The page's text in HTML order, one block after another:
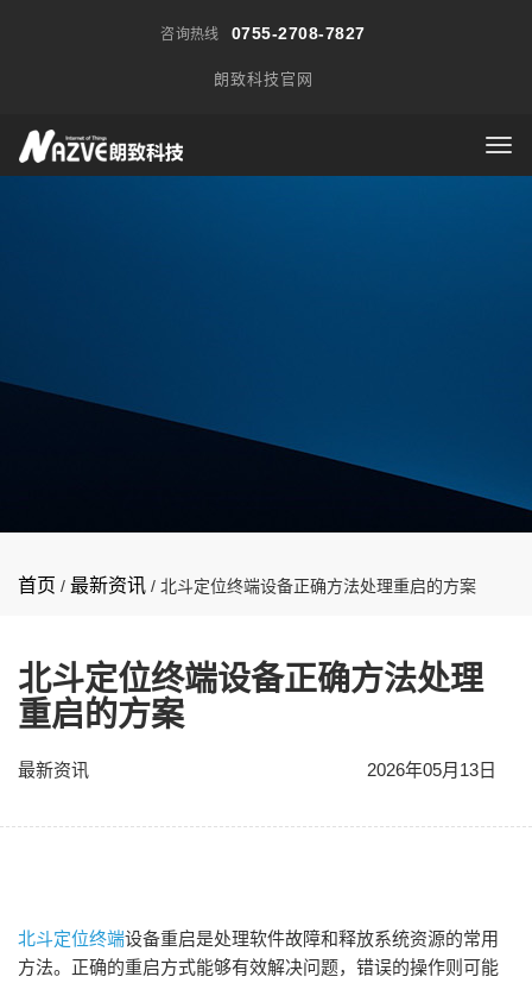
咨询热线 0755-2708-7827
朗致科技官网
首页 / 最新资讯 / 北斗定位终端设备正确方法处理重启的方案
北斗定位终端设备正确方法处理
重启的方案
最新资讯 2026年05月13日
北斗定位终端设备重启是处理软件故障和释放系统资源的常用
方法。正确的重启方式能够有效解决问题，错误的操作则可能